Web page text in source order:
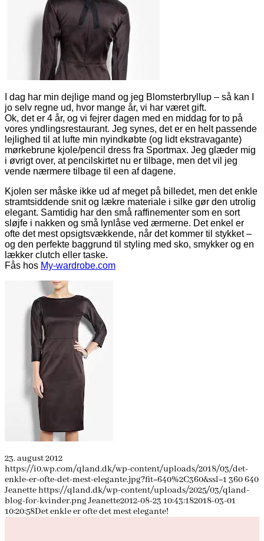
I dag har min dejlige mand og jeg Blomsterbryllup – så kan I
jo selv regne ud, hvor mange år, vi har været gift.
Ok, det er 4 år, og vi fejrer dagen med en middag for to på
vores yndlingsrestaurant. Jeg synes, det er en helt passende
lejlighed til at lufte min nyindkøbte (og lidt ekstravagante)
mørkebrune kjole/pencil dress fra Sportmax. Jeg glæder mig
i øvrigt over, at pencilskirtet nu er tilbage, men det vil jeg
vende nærmere tilbage til een af dagene.
Kjolen ser måske ikke ud af meget på billedet, men det enkle
stramtsiddende snit og lækre materiale i silke gør den utrolig
elegant. Samtidig har den små raffinementer som en sort
sløjfe i nakken og små lynlåse ved ærmerne. Det enkel er
ofte det mest opsigtsvækkende, når det kommer til stykket –
og den perfekte baggrund til styling med sko, smykker og en
lækker clutch eller taske.
Fås hos My-wardrobe.com
23. august 2012
https://i0.wp.com/qland.dk/wp-content/uploads/2018/03/det-
enkle-er-ofte-det-mest-elegante.jpg?fit=640%2C360&ssl=1 360640
Jeanettehttps://qland.dk/wp-content/uploads/2025/03/qland-
blog-for-kvinder.pngJeanette2012-08-23 10:43:182018-03-01
10:20:58Det enkle er ofte det mest elegante!